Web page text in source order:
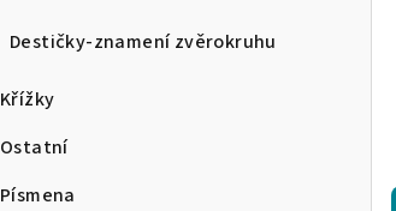
Destičky-znamení zvěrokruhu
Křížky
Ostatní
Písmena